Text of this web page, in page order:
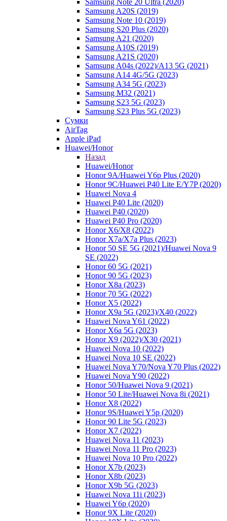
Samsung Note 20 Ultra (2020)
Samsung A20S (2019)
Samsung Note 10 (2019)
Samsung S20 Plus (2020)
Samsung A21 (2020)
Samsung A10S (2019)
Samsung A21S (2020)
Samsung A04s (2022)/А13 5G (2021)
Samsung A14 4G/5G (2023)
Samsung A34 5G (2023)
Samsung M32 (2021)
Samsung S23 5G (2023)
Samsung S23 Plus 5G (2023)
Сумки
AirTag
Apple iPad
Huawei/Honor
Назад
Huawei/Honor
Honor 9A/Huawei Y6p Plus (2020)
Honor 9C/Huawei P40 Lite E/Y7P (2020)
Huawei Nova 4
Huawei P40 Lite (2020)
Huawei P40 (2020)
Huawei P40 Pro (2020)
Honor X6/Х8 (2022)
Honor X7a/X7a Plus (2023)
Honor 50 SE 5G (2021)/Huawei Nova 9
SE (2022)
Honor 60 5G (2021)
Honor 90 5G (2023)
Honor X8a (2023)
Honor 70 5G (2022)
Honor X5 (2022)
Honor X9a 5G (2023)/Х40 (2022)
Huawei Nova Y61 (2022)
Honor X6a 5G (2023)
Honor X9 (2022)/Х30 (2021)
Huawei Nova 10 (2022)
Huawei Nova 10 SE (2022)
Huawei Nova Y70/Nova Y70 Plus (2022)
Huawei Nova Y90 (2022)
Honor 50/Huawei Nova 9 (2021)
Honor 50 Lite/Huawei Nova 8i (2021)
Honor X8 (2022)
Honor 9S/Huawei Y5p (2020)
Honor 90 Lite 5G (2023)
Honor X7 (2022)
Huawei Nova 11 (2023)
Huawei Nova 11 Pro (2023)
Huawei Nova 10 Pro (2022)
Honor X7b (2023)
Honor X8b (2023)
Honor X9b 5G (2023)
Huawei Nova 11i (2023)
Huawei Y6p (2020)
Honor 9X Lite (2020)